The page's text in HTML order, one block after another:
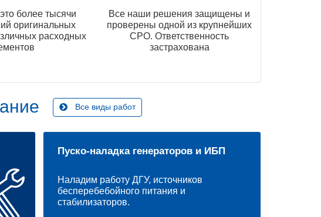
более тысячи
оригинальных
расходных
Все наши решения защищены и
проверены одной из крупнейших
СРО. Ответственность
застрахована
Все виды работ
Пуско-наладка генераторов и ИБП
Наладим работу ДГУ, источников
бесперебебойного питания и
стабилизаторов.